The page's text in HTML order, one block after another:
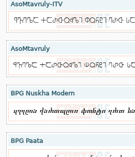
AsoMtavruly-ITV
AsoMtavruly
BPG Nuskha Modern
BPG Paata